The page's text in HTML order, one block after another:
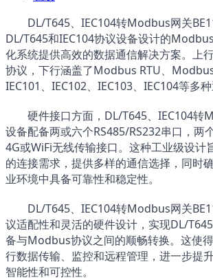
DL/T645、IEC104转Modbus网关
DL/T645和IEC104协议设备设计的
化系统提供高效的数据通信解决方案。上
协议，下行涵盖了Modbus RTU、Modbus
IEC101、IEC102、IEC103、IEC104等多种
硬件接口方面，DL/T645、IEC104转
设备配备两或六个RS485/RS232串口，两
4G或WiFi无线传输接口。这种工业级设计
的连接需求，提供多样的通信选择，同时
业环境中具备可靠性和稳定性。
DL/T645、IEC104转Modbus网关
议适配性和灵活的硬件设计，实现DL/
备与Modbus协议之间的顺畅转换。这使
行数据传输、监控和远程管理，进一步提
智能性和可控性。